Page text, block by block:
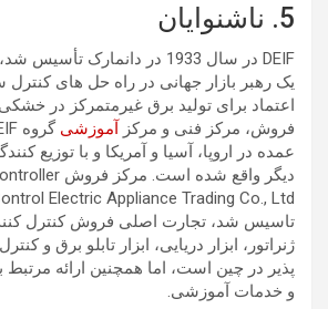
5. ناشنوایان
یک رهبر بازار جهانی در راه حل های کنترل
اعتماد برای تولید برق غیرمتمرکز در
فروش، مرکز فنی و مرکز آموزشی
تاسیس شد، تجارت اصلی فروش کنترل
ژنراتور، ابزار دریایی، ابزار تابلو برق و
پذیر در چین است، اما همچنین ارائه مرتبط
و خدمات آموزشی.